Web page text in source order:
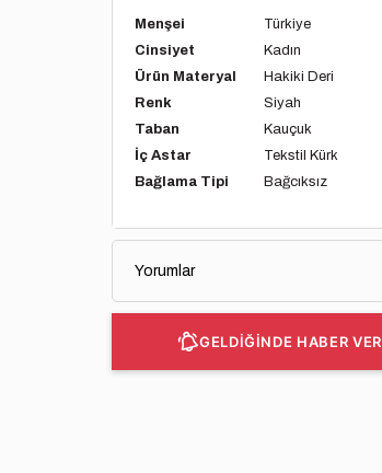
Menşei
Türkiye
Cinsiyet
Kadın
Ürün Materyal
Hakiki Deri
Renk
Siyah
Taban
Kauçuk
İç Astar
Tekstil Kürk
Bağlama Tipi
Bağcıksız
Yorumlar
GELDİĞİNDE HABER VER